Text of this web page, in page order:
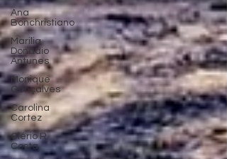
Ana
Bonchristiano
Marilia
Donadio
Antunes
Monique
Gonçalves
Carolina
Cortez
Clério R.
Costa